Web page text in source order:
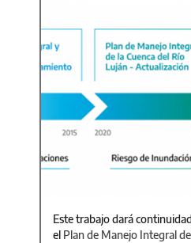
Este trabajo dará
el Plan de Manejo Integral